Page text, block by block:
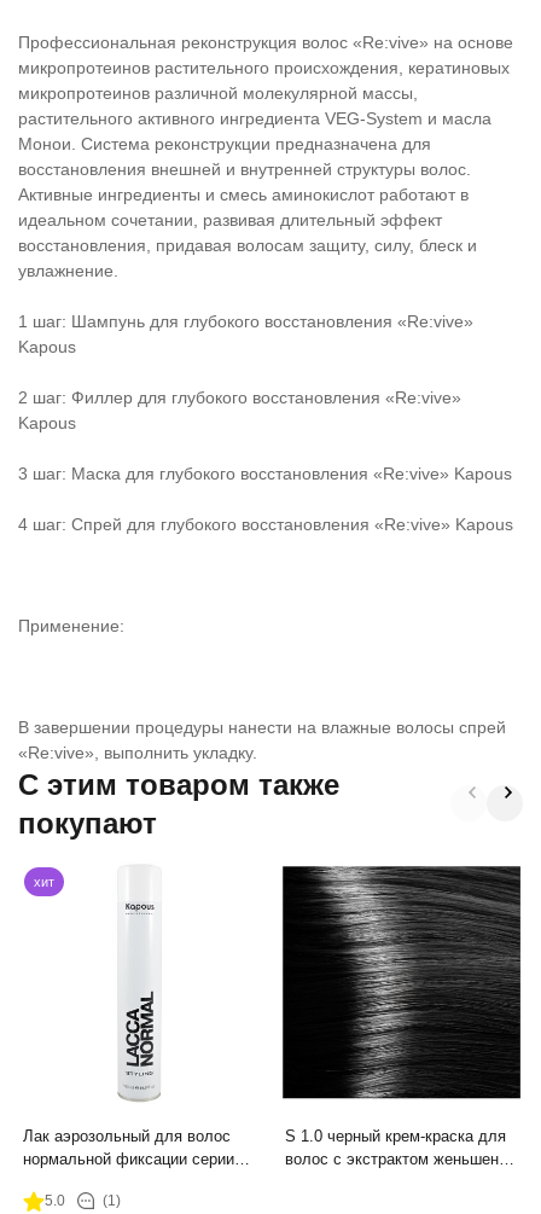
Профессиональная реконструкция волос «Re:vive» на основе
микропротеинов растительного происхождения, кератиновых
микропротеинов различной молекулярной массы,
растительного активного ингредиента VEG-System и масла
Монои. Система реконструкции предназначена для
восстановления внешней и внутренней структуры волос.
Активные ингредиенты и смесь аминокислот работают в
идеальном сочетании, развивая длительный эффект
восстановления, придавая волосам защиту, силу, блеск и
увлажнение.
1 шаг: Шампунь для глубокого восстановления «Re:vive»
Kapous
2 шаг: Филлер для глубокого восстановления «Re:vive»
Kapous
3 шаг: Маска для глубокого восстановления «Re:vive» Kapous
4 шаг: Спрей для глубокого восстановления «Re:vive» Kapous
Применение:
В завершении процедуры нанести на влажные волосы cпрей
«Re:vive», выполнить укладку.
C этим товаром также
покупают
хит
Лак аэрозольный для волос
нормальной фиксации серии
5.0 (1)
S 1.0 черный крем-краска для
волос с экстрактом женьшеня